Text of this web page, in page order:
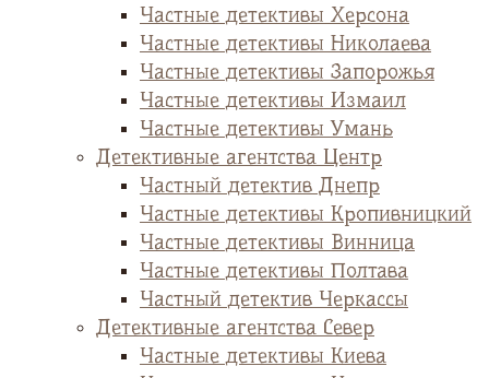
Частные детективы Херсона
Частные детективы Николаева
Частные детективы Запорожья
Частные детективы Измаил
Частные детективы Умань
Детективные агентства Центр
Частный детектив Днепр
Частные детективы Кропивницкий
Частные детективы Винница
Частные детективы Полтава
Частный детектив Черкассы
Детективные агентства Север
Частные детективы Киева